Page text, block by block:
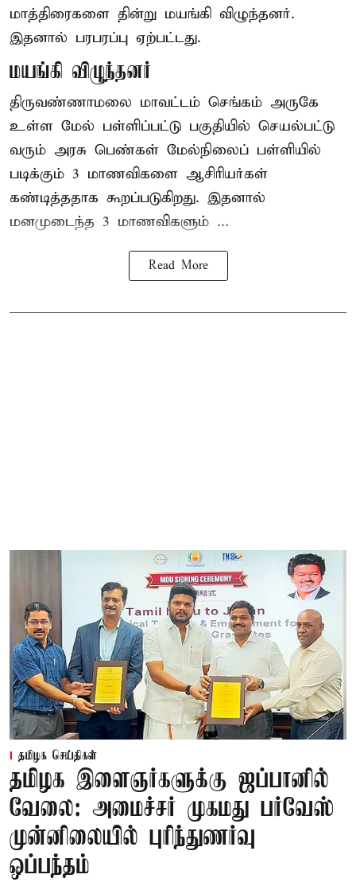
மாத்திரைகளை தின்று மயங்கி விழுந்தனர்.
இதனால் பரபரப்பு ஏற்பட்டது.
மயங்கி விழுந்தனர்
திருவண்ணாமலை மாவட்டம் செங்கம் அருகே
உள்ள மேல் பள்ளிப்பட்டு பகுதியில் செயல்பட்டு
வரும் அரசு பெண்கள் மேல்நிலைப் பள்ளியில்
படிக்கும் 3 மாணவிகளை ஆசிரியர்கள்
கண்டித்ததாக கூறப்படுகிறது. இதனால்
மனமுடைந்த 3 மாணவிகளும் ...
Read More
தமிழக செய்திகள்
தமிழக இளைஞர்களுக்கு ஜப்பானில்
வேலை: அமைச்சர் முகமது பர்வேஸ்
முன்னிலையில் புரிந்துணர்வு
ஒப்பந்தம்